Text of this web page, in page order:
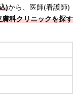
)から、医師(看護師)
科クリニックを探す